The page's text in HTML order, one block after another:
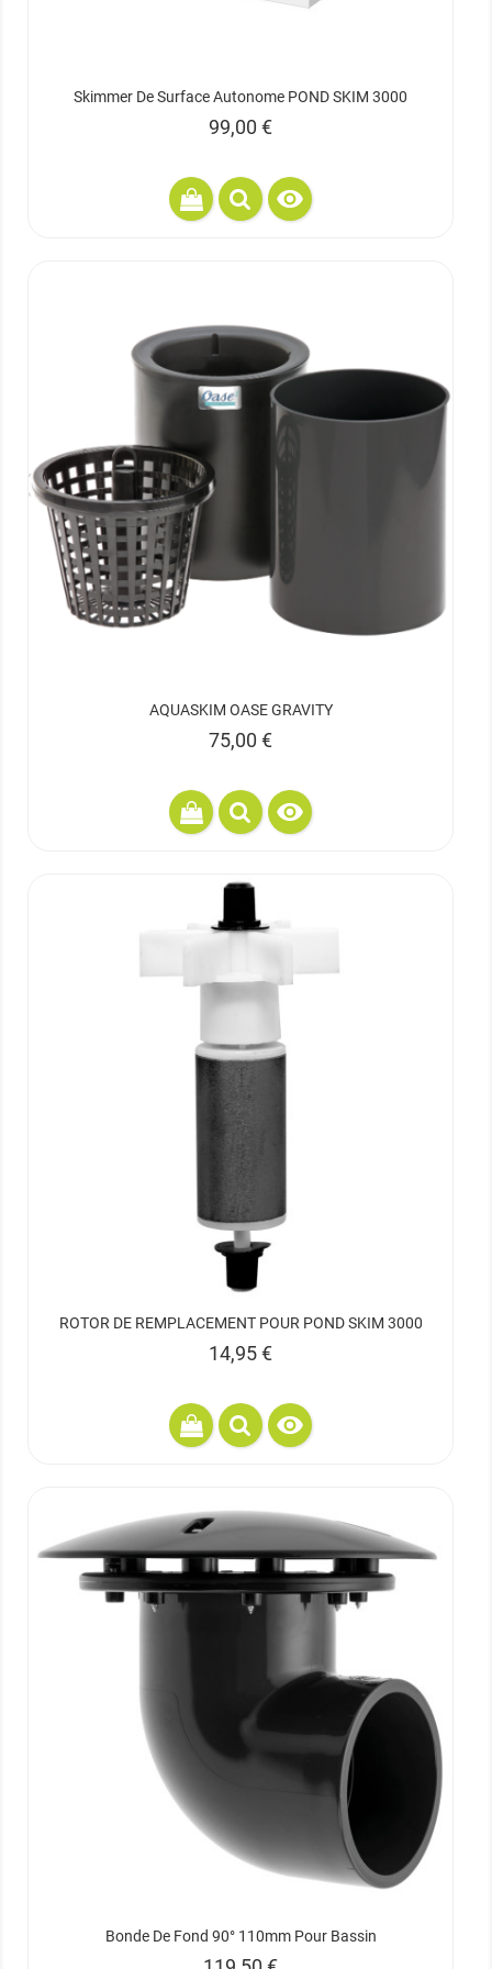
Skimmer De Surface Autonome POND SKIM 3000
Prix
99,00 €

AQUASKIM OASE GRAVITY
Prix
75,00 €

ROTOR DE REMPLACEMENT POUR POND SKIM 3000
Prix
14,95 €

Bonde De Fond 90° 110mm Pour Bassin